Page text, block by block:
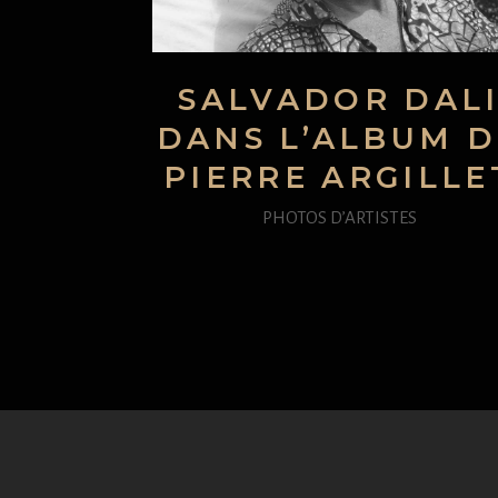
SALVADOR DALI
DANS L’ALBUM
PIERRE
PHOTOS D’ARTISTES